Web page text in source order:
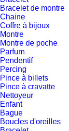
Bracelet de montre
Chaine
Coffre à bijoux
Montre
Montre de poche
Parfum
Pendentif
Percing
Pince à billets
Pince à cravatte
Nettoyeur
Enfant
Bague
Boucles d'oreilles